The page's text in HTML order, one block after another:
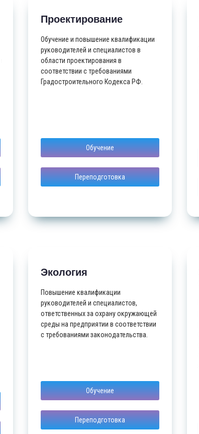
Проектирование
Обучение и повышение квалификации
руководителей и специалистов в
области проектирования в
соответствии с требованиями
Градостроительного Кодекса РФ.
Обучение
Переподготовка
Экология
Повышение квалификации
руководителей и специалистов,
ответственных за охрану окружающей
среды на предприятии в соответствии
с требованиями законодательства.
Обучение
Переподготовка